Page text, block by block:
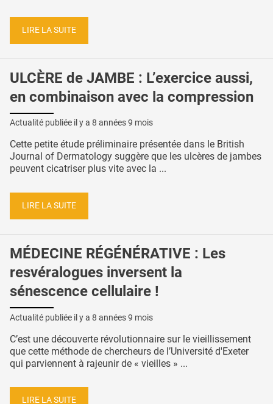
LIRE LA SUITE
ULCÈRE de JAMBE : L’exercice aussi,
en combinaison avec la compression
Actualité publiée il y a 8 années 9 mois
Cette petite étude préliminaire présentée dans le British
Journal of Dermatology suggère que les ulcères de jambes
peuvent cicatriser plus vite avec la ...
LIRE LA SUITE
MÉDECINE RÉGÉNÉRATIVE : Les
resvéralogues inversent la
sénescence cellulaire !
Actualité publiée il y a 8 années 9 mois
C’est une découverte révolutionnaire sur le vieillissement
que cette méthode de chercheurs de l’Université d'Exeter
qui parviennent à rajeunir de « vieilles » ...
LIRE LA SUITE